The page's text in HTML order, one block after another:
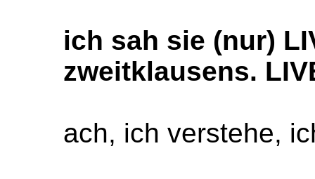
ich sah sie (nur)
zweitklausens.
ach, ich verstehe,